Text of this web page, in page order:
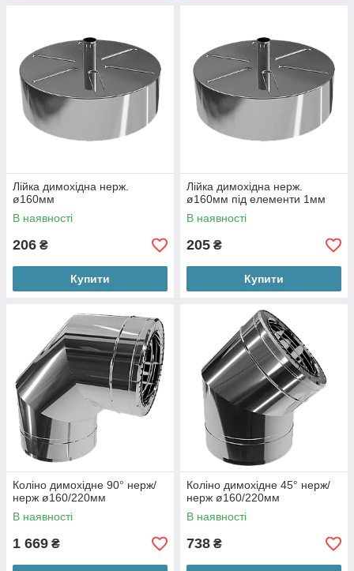
Лійка димохідна нерж.
ø160мм
В наявності
206 ₴
Купити
Лійка димохідна нерж.
ø160мм під елементи 1мм
В наявності
205 ₴
Купити
Коліно димохідне 90° нерж/
нерж ø160/220мм
В наявності
1 669 ₴
Коліно димохідне 45° нерж/
нерж ø160/220мм
В наявності
738 ₴